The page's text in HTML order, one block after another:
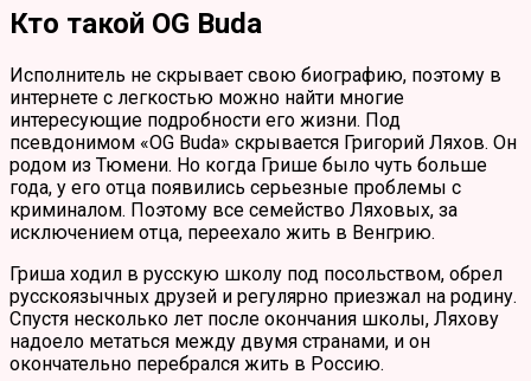
Кто такой OG Buda
Исполнитель не скрывает свою биографию, поэтому в
интернете с легкостью можно найти многие
интересующие подробности его жизни. Под
псевдонимом «OG Buda» скрывается Григорий Ляхов. Он
родом из Тюмени. Но когда Грише было чуть больше
года, у его отца появились серьезные проблемы с
криминалом. Поэтому все семейство Ляховых, за
исключением отца, переехало жить в Венгрию.
Гриша ходил в русскую школу под посольством, обрел
русскоязычных друзей и регулярно приезжал на родину.
Спустя несколько лет после окончания школы, Ляхову
надоело метаться между двумя странами, и он
окончательно перебрался жить в Россию.